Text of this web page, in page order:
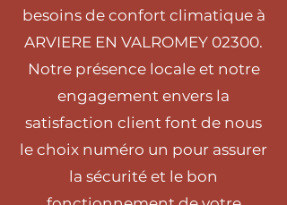
besoins de confort climatique à
ARVIERE EN VALROMEY 02300.
Notre présence locale et notre
engagement envers la
satisfaction client font de nous
le choix numéro un pour assurer
la sécurité et le bon